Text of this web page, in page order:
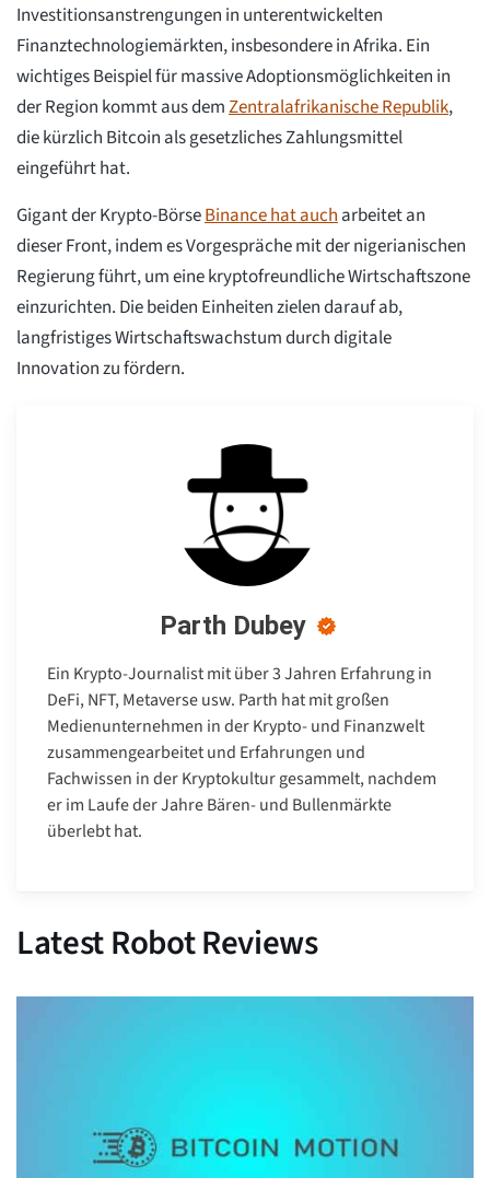
Investitionsanstrengungen in unterentwickelten
Finanztechnologiemärkten, insbesondere in Afrika. Ein
wichtiges Beispiel für massive Adoptionsmöglichkeiten in
der Region kommt aus demZentralafrikanische Republik,
die kürzlich Bitcoin als gesetzliches Zahlungsmittel
eingeführt hat.
Gigant der Krypto-BörseBinance hat aucharbeitet an
dieser Front, indem es Vorgespräche mit der nigerianischen
Regierung führt, um eine kryptofreundliche Wirtschaftszone
einzurichten. Die beiden Einheiten zielen darauf ab,
langfristiges Wirtschaftswachstum durch digitale
Innovation zu fördern.
Parth Dubey
Ein Krypto-Journalist mit über 3 Jahren Erfahrung in
DeFi, NFT, Metaverse usw. Parth hat mit großen
Medienunternehmen in der Krypto- und Finanzwelt
zusammengearbeitet und Erfahrungen und
Fachwissen in der Kryptokultur gesammelt, nachdem
er im Laufe der Jahre Bären- und Bullenmärkte
überlebt hat.
Latest Robot Reviews